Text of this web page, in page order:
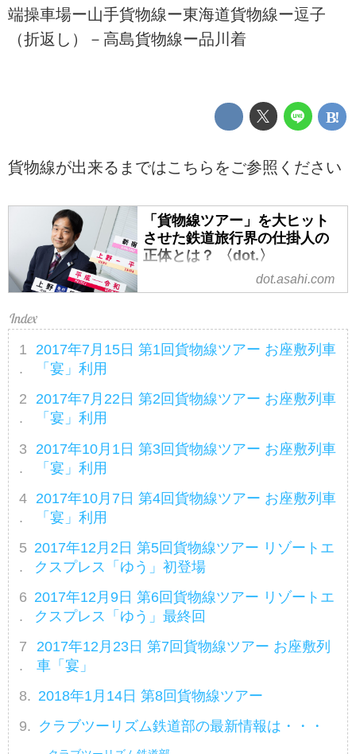
端操車場ー山手貨物線ー東海道貨物線ー逗子
（折返し）－高島貨物線ー品川着
貨物線が出来るまではこちらをご参照ください
「貨物線ツアー」を大ヒット
させた鉄道旅行界の仕掛人の
正体とは？ 〈dot.〉
企画したツアーは連日満席。キ
リズムの大塚雅士氏（51）だ。貨
は走ることのない「...
dot.asahi.com
2017年7月15日 第1回貨物線ツアー お座敷列車
「宴」利用
2017年7月22日 第2回貨物線ツアー お座敷列車
「宴」利用
2017年10月1日 第3回貨物線ツアー お座敷列車
「宴」利用
2017年10月7日 第4回貨物線ツアー お座敷列車
「宴」利用
2017年12月2日 第5回貨物線ツアー リゾートエ
クスプレス「ゆう」初登場
2017年12月9日 第6回貨物線ツアー リゾートエ
クスプレス「ゆう」最終回
2017年12月23日 第7回貨物線ツアー お座敷列
車「宴」
2018年1月14日 第8回貨物線ツアー
クラブツーリズム鉄道部の最新情報は・・・